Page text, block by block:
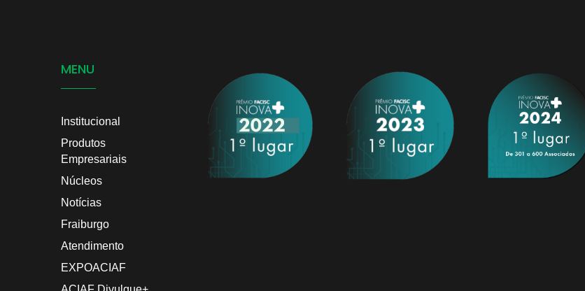
MENU
Institucional
Produtos
Empresariais
Núcleos
Notícias
Fraiburgo
Atendimento
EXPOACIAF